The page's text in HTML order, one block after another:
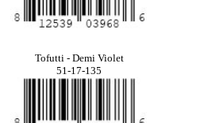
Tofutti - Demi Violet
51-17-135